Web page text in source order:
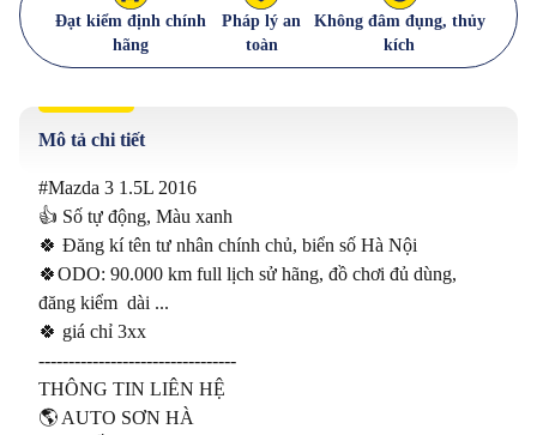
Đạt kiểm định chính
hãng
Pháp lý an
toàn
Không đâm đụng, thủy
kích
Mô tả chi tiết
#Mazda 3 1.5L 2016
👍 Số tự động, Màu xanh
🍀 Đăng kí tên tư nhân chính chủ, biển số Hà Nội
🍀ODO: 90.000 km full lịch sử hãng, đồ chơi đủ dùng,
đăng kiểm  dài ...
🍀 giá chỉ 3xx
---------------------------------
THÔNG TIN LIÊN HỆ
🌎 AUTO SƠN HÀ